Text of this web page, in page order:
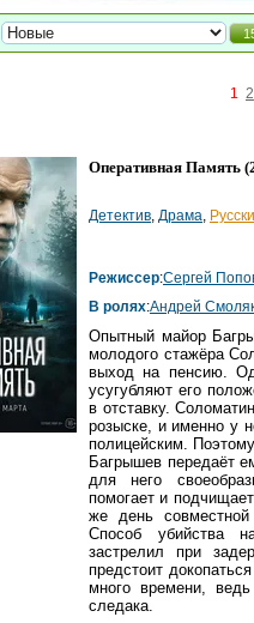
1 2
Оперативная Память
Детектив, Драма,
Режиссер:Сергей
В ролях:Андрей
Опытный майор
молодого стажёра
выход на пенсию.
усугубляют его
в отставку.
розыске, и именно у
полицейским.
Багрышев передаёт
для него
помогает и
же день
Способ убийства
застрелил при
предстоит
много времени,
следака.